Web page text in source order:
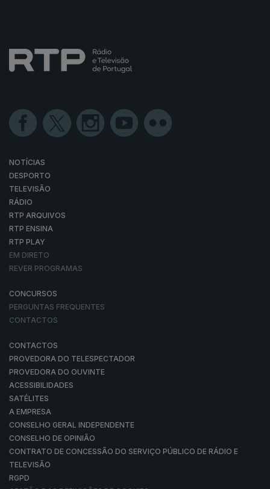
NOTÍCIAS
DESPORTO
TELEVISÃO
RÁDIO
RTP ARQUIVOS
RTP ENSINA
RTP PLAY
EM DIRETO
REVER PROGRAMAS
CONCURSOS
PERGUNTAS FREQUENTES
CONTACTOS
CONTACTOS
PROVEDORA DO TELESPECTADOR
PROVEDORA DO OUVINTE
ACESSIBILIDADES
SATÉLITES
A EMPRESA
CONSELHO GERAL INDEPENDENTE
CONSELHO DE OPINIÃO
CONTRATO DE CONCESSÃO DO SERVIÇO PÚBLICO DE RÁDIO E
TELEVISÃO
RGPD